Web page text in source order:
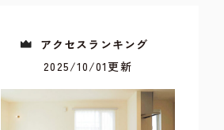
アクセスランキング
2025/10/01更新